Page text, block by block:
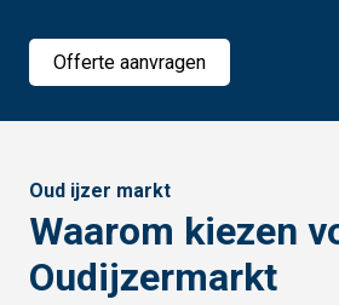
Offerte aanvragen
Oud ijzer markt
Waarom kiezen
Oudijzermarkt